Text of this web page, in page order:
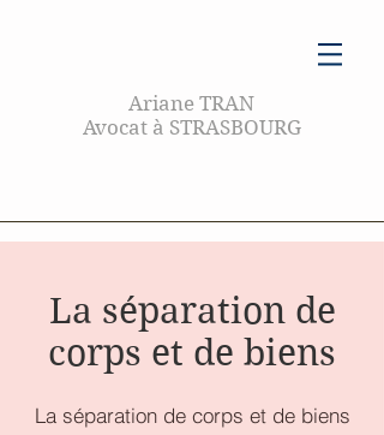
Ariane TRAN
Avocat à STRASBOURG
La séparation de
corps et de biens
La séparation de corps et de biens